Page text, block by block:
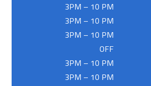
3PM – 10 PM
3PM – 10 PM
3PM – 10 PM
OFF
3PM – 10 PM
3PM – 10 PM